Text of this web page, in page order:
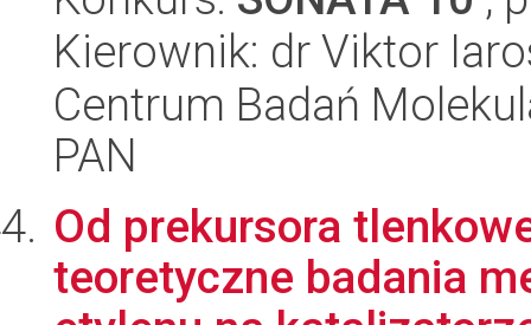
Kierownik: dr Viktor
Centrum Badań
PAN
Od prekursora
teoretyczne badania